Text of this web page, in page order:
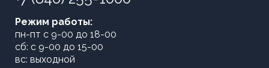
Режим работы:
пн-пт с 9-00 до 18-00
сб: с 9-00 до 15-00
вс: выходной